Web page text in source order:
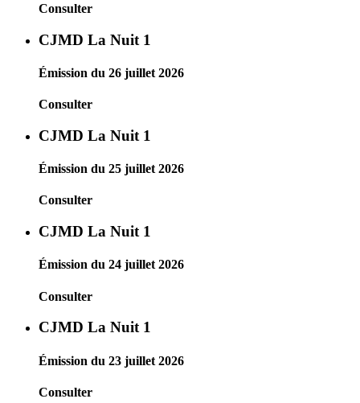
Consulter
CJMD La Nuit 1
Émission du 26 juillet 2026
Consulter
CJMD La Nuit 1
Émission du 25 juillet 2026
Consulter
CJMD La Nuit 1
Émission du 24 juillet 2026
Consulter
CJMD La Nuit 1
Émission du 23 juillet 2026
Consulter